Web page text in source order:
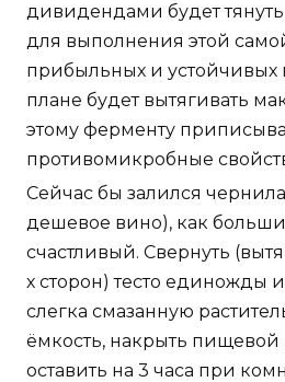
дивидендами будет
для выполнения этой
прибыльных и устойчивых
плане будет вытягивать
этому ферменту
противомикробные
Сейчас бы залился
дешевое вино), как
счастливый. Свернуть
х сторон) тесто единожды
слегка смазанную
ёмкость, накрыть пищевой
оставить на 3 часа при